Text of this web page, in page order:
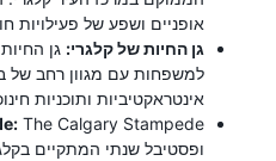
אופניים ושפע של פעילויות
גן החיות של קלגרי: גן
למשפחות עם מגוון רחב של
אינטראקטיביות ותוכניות
ופסטיבל שנתי המתקיים